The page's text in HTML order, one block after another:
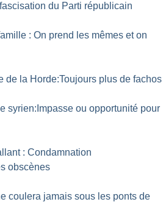
du Parti républicain
: On prend les mêmes et on
de la Horde:Toujours plus de fachos
syrien:Impasse ou opportunité pour
: Condamnation
obscènes
coulera jamais sous les ponts de